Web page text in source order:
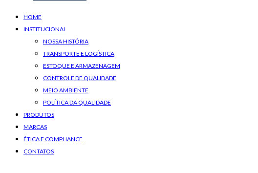
HOME
INSTITUCIONAL
NOSSA HISTÓRIA
TRANSPORTE E LOGÍSTICA
ESTOQUE E ARMAZENAGEM
CONTROLE DE QUALIDADE
MEIO AMBIENTE
POLÍTICA DA QUALIDADE
PRODUTOS
MARCAS
ÉTICA E COMPLIANCE
CONTATOS